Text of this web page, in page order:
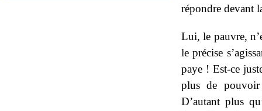
répondre devant
Lui, le pauvre,
le précise
paye ! Est-ce
plus de pouvoir
D’autant plus